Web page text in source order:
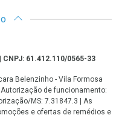
61.412.110/0565-33
Belenzinho - Vila Formosa
de funcionamento:
MS: 7.31847.3 | As
e ofertas de remédios e